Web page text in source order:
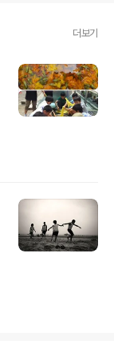
더보기